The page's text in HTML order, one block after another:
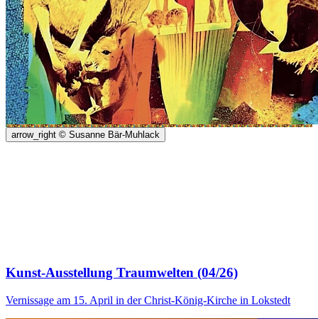
arrow_right © Susanne Bär-Muhlack
Kunst-Ausstellung Traumwelten (04/26)
Vernissage am 15. April in der Christ-König-Kirche in Lokstedt